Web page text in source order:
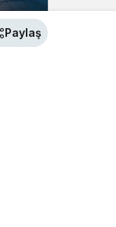
Paylaş